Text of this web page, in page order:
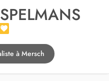
à Mersch